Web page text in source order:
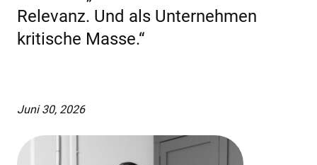
ÜBER UNS
AKTUELLES
KARRIERE
Relevanz. Und als Unternehmen
kritische Masse.“
Juni 30, 2026